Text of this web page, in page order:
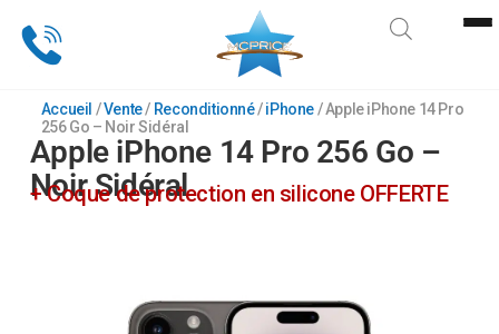
Sous-catégorie
Accueil /Vente/ Reconditionné/iPhone/ Apple iPhone 14 Pro
256 Go – Noir Sidéral
Apple iPhone 14 Pro 256 Go –
Noir Sidéral
+ Coque de protection en silicone OFFERTE